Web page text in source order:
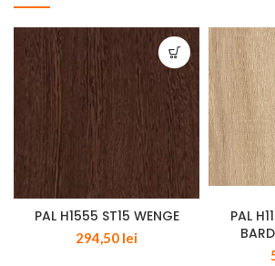
PAL H1555 ST15 WENGE
294,50 lei
PAL